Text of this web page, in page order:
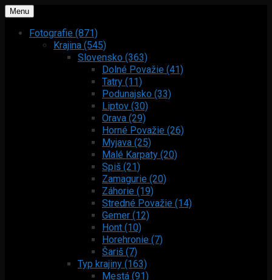
Menu
Fotografie (871)
Krajina (545)
Slovensko (363)
Dolné Považie (41)
Tatry (11)
Podunajsko (33)
Liptov (30)
Orava (29)
Horné Považie (26)
Myjava (25)
Malé Karpaty (20)
Spiš (21)
Zamagurie (20)
Záhorie (19)
Stredné Považie (14)
Gemer (12)
Hont (10)
Horehronie (7)
Šariš (7)
Typ krajiny (163)
Mestá (91)